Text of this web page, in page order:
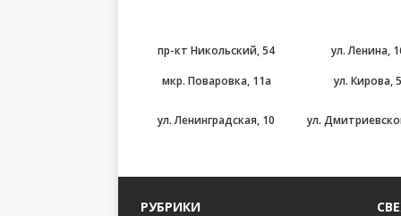
пр-кт Никольский, 54 ул. Ленина,
мкр. Поваровка, 11а
ул. Кирова, 5
ул. Ленинградская, 10 ул.
РУБРИКИ